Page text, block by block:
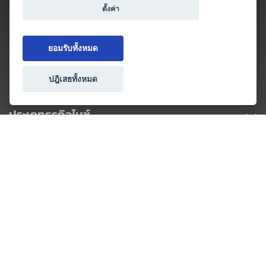
ประเภทธุรกิจไมซ์
ตั้งค่า
ยอมรับทั้งหมด
ปฎิเสธทั้งหมด